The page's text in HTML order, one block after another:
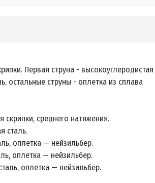
Первая струна - высокоуглеродистая
остальные струны - оплетка из сплава
скрипки, среднего натяжения.
сталь.
оплетка — нейзильбер.
оплетка — нейзильбер.
оплетка — нейзильбер.